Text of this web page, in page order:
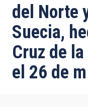
del Norte
Suecia,
Cruz de
el 26 de m